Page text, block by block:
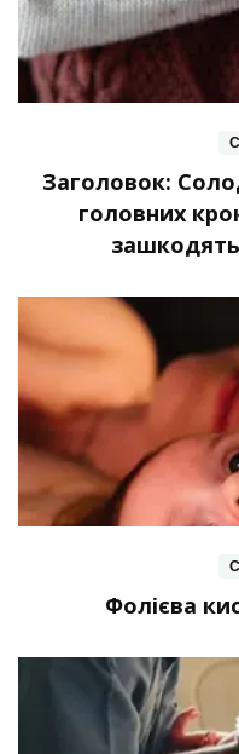
Заголовок:
головних
Фолієва